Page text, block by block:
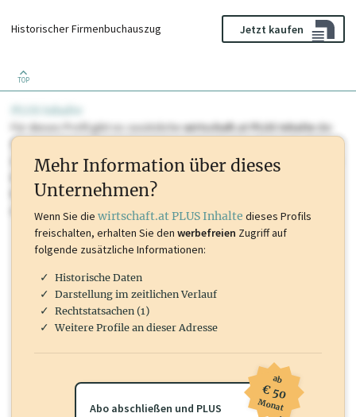
Historischer Firmenbuchauszug Jetzt kaufen
TOP
PLUS Inhalte
Für dieses Profil gibt es zusätzlichewirtschaft.at PLUS Inhaltedie
Sie momentan nicht einsehen können. Schalten Sie dieses Profil frei
oder loggen Sie sich ein um diese Inhalte zu sehen. wirtschaft.at PLUS
Marken, Patente, Rechtstatsachen, OTS-Aussendungen, und viele
mehr.
Mehr Information über dieses
Unternehmen?
Wenn Sie die wirtschaft.at PLUS Inhalte dieses Profils
freischalten, erhalten Sie den werbefreien Zugriff auf
folgende zusätzliche Informationen:
Historische Daten
Darstellung im zeitlichen Verlauf
Rechtstatsachen (1)
Weitere Profile an dieser Adresse
Abo abschließen und PLUS
ab
€ 50
Monat